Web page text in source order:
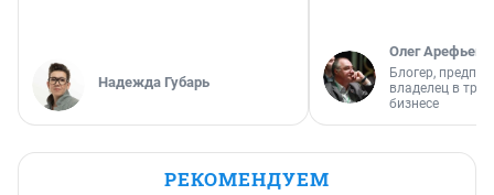
Надежда Губарь
Олег Арефьев
Блогер,
владелец в
бизнесе
РЕКОМЕНДУЕМ